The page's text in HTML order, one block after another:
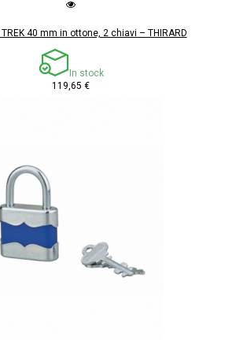
40 mm in ottone, 2 chiavi – THIRARD
In stock
119,65 €